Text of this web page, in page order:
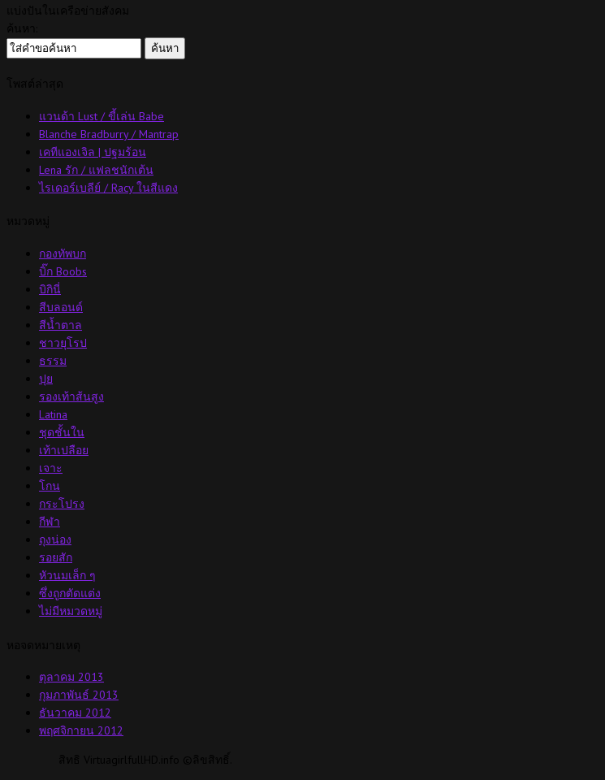
แวนด้า Lust / ขี้เล่น Babe
Blanche Bradburry / Mantrap
เคทีแองเจิล | ปฐมร้อน
Lena รัก / แฟลชนักเต้น
ไรเดอร์เบลีย์ / Racy ในสีแดง
กองทัพบก
บิ๊ก Boobs
บิกินี่
สีบลอนด์
สีน้ำตาล
ชาวยุโรป
ธรรม
ปุย
รองเท้าส้นสูง
Latina
ชุดชั้นใน
เท้าเปลือย
เจาะ
โกน
กระโปรง
กีฬา
ถุงน่อง
รอยสัก
หัวนมเล็ก ๆ
ซึ่งถูกตัดแต่ง
ไม่มีหมวดหมู่
ตุลาคม 2013
กุมภาพันธ์ 2013
ธันวาคม 2012
พฤศจิกายน 2012